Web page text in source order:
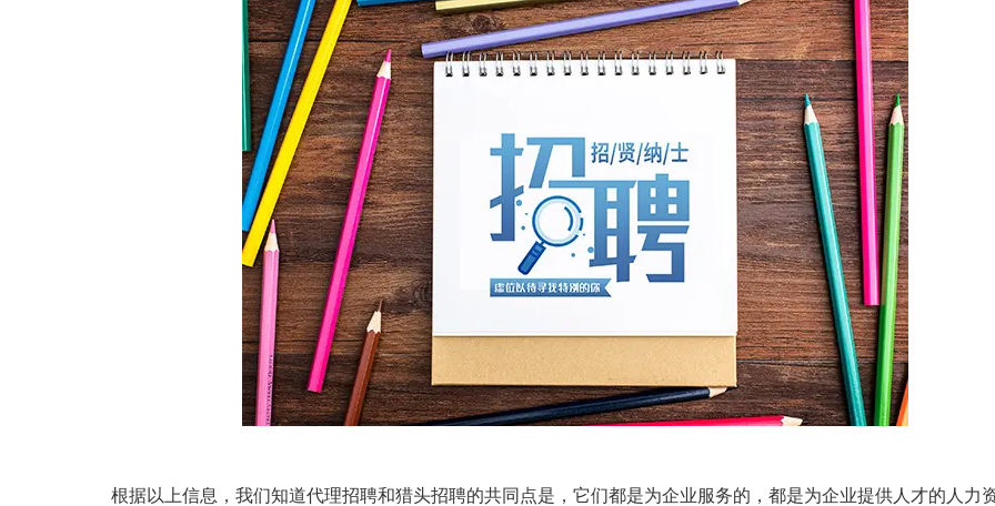
根据以上信息，我们知道代理招聘和猎头招聘的共同点是，它们都是为企业服务的，都是为企业提供人才的人力